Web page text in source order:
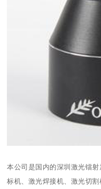
本公司是国内的深圳激光镭
标机、激光焊接机、激光切